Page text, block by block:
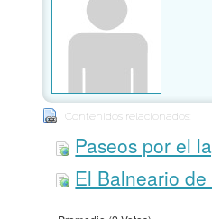
Contenidos relacionados:
Paseos por el
El Balneario
Promedio (2 Votos)